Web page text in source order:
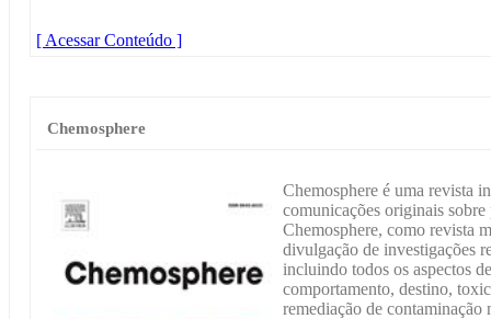
[ Acessar Conteúdo ]
Chemosphere
Chemosphere é uma revista
comunicações originais
Chemosphere, como revista
divulgação de investigações
incluindo todos os aspectos
comportamento, destino,
remediação de